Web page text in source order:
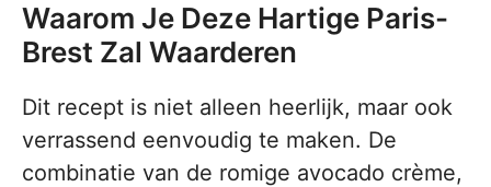
Waarom Je Deze Hartige Paris-
Brest Zal Waarderen
Dit recept is niet alleen heerlijk, maar ook
verrassend eenvoudig te maken. De
combinatie van de romige avocado crème,